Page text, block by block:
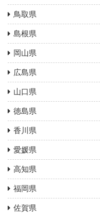
鳥取県
島根県
岡山県
広島県
山口県
徳島県
香川県
愛媛県
高知県
福岡県
佐賀県